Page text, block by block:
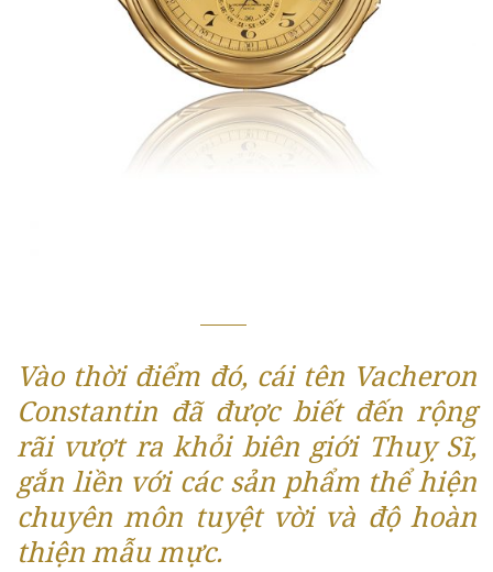
Vào thời điểm đó, cái tên Vacheron
Constantin đã được biết đến rộng
rãi vượt ra khỏi biên giới Thuỵ Sĩ,
gắn liền với các sản phẩm thể hiện
chuyên môn tuyệt vời và độ hoàn
thiện mẫu mực.